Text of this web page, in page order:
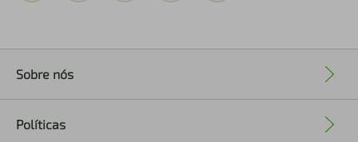
Sobre nós
Políticas